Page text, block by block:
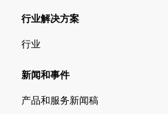
行业解决方案
行业
新闻和事件
产品和服务新闻稿